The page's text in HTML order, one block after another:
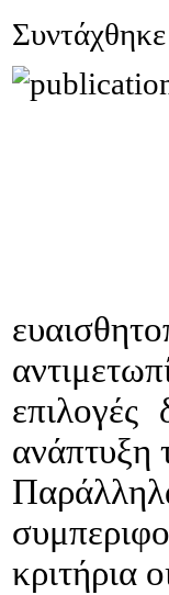
επιλογές
ανάπτυξη
κριτήρια